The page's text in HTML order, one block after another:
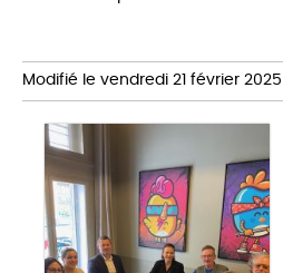
Modifié le vendredi 21 février 2025